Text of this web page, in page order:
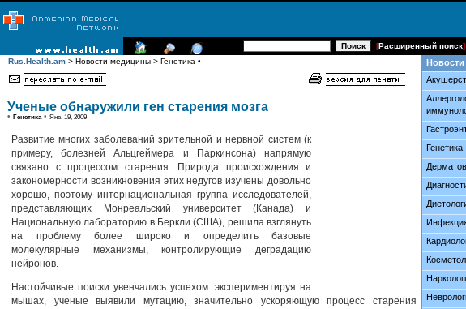
Rus.Health.am > Новости медицины > Генетика •
Ученые обнаружили ген старения мозга
• Генетика • Янв. 19, 2009
Развитие многих заболеваний зрительной и нервной систем (к
примеру, болезней Альцгеймера и Паркинсона) напрямую
связано с процессом старения. Природа происхождения и
закономерности возникновения этих недугов изучены довольно
хорошо, поэтому интернациональная группа исследователей,
представляющих Монреальский университет (Канада) и
Национальную лабораторию в Беркли (США), решила взглянуть
на проблему более широко и определить базовые
молекулярные механизмы, контролирующие деградацию
нейронов.
Настойчивые поиски увенчались успехом: экспериментируя на
мышах, ученые выявили мутацию, значительно ускоряющую процесс старения
Генетика
[Расширенный поиск